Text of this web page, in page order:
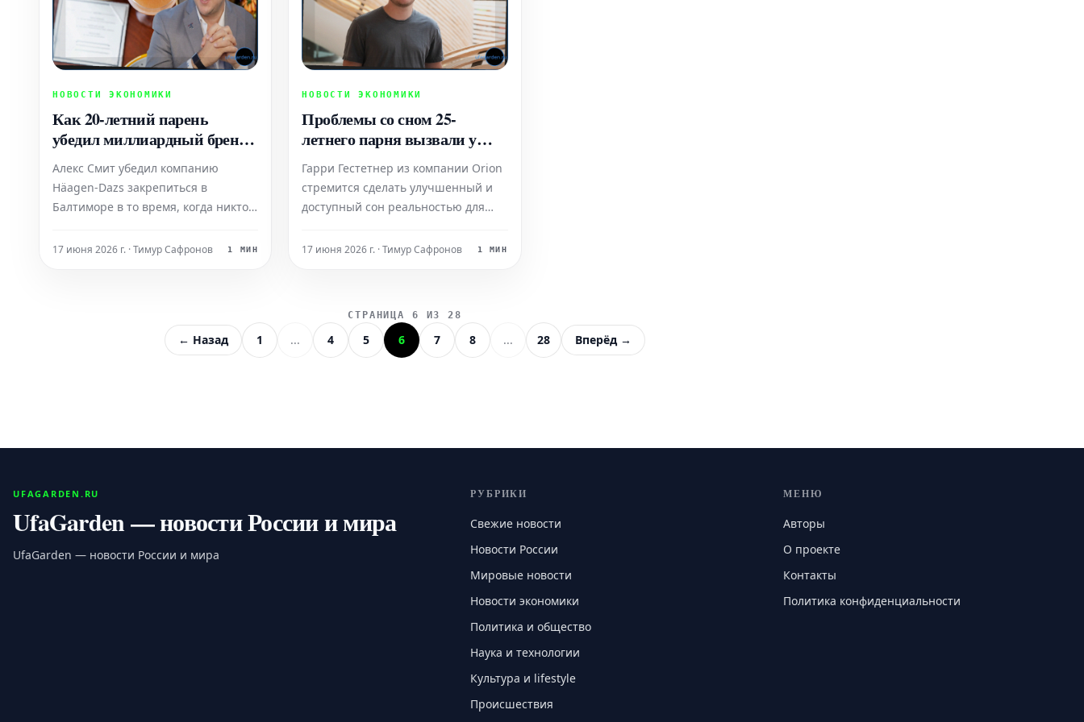
НОВОСТИ ЭКОНОМИКИ
Как 20-летний парень
убедил миллиардный бренд
мороженого дать ему шанс
Алекс Смит убедил компанию
Häagen-Dazs закрепиться в
Балтиморе в то время, когда никто
предприятия. Два десятилетия
17 июня 2026 г. · Тимур Сафронов 1 МИН
НОВОСТИ ЭКОНОМИКИ
Проблемы со сном 25-
летнего парня вызвали у
него головокружение. Его
ответ? Чехол для матраса с
ИИ, который принес
восьмизначную прибыль за
три месяца после запуска
Гарри Гестетнер из компании Orion
стремится сделать улучшенный и
доступный сон реальностью для
чехол для матраса стать
17 июня 2026 г. · Тимур Сафронов 1 МИН
СТРАНИЦА 6 ИЗ 28
← Назад 1 ... 4 5 6 7 8 ... 28 Вперёд →
UFAGARDEN.RU
UfaGarden — новости России и мира
UfaGarden — новости России и мира
РУБРИКИ
Свежие новости
Новости России
Мировые новости
Новости экономики
Политика и общество
Наука и технологии
Культура и lifestyle
Происшествия
МЕНЮ
Авторы
О проекте
Контакты
Политика конфиденциальности